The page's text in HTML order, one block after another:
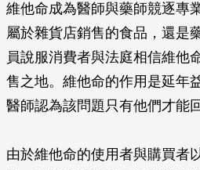
維他命成為醫師與藥師競逐專
屬於雜貨店銷售的食品，還是
員說服消費者與法庭相信維他
售之地。維他命的作用是延年
醫師認為該問題只有他們才能
由於維他命的使用者與購買者